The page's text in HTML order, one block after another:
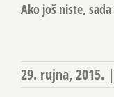
Ako još niste,
29. rujna, 2015. |